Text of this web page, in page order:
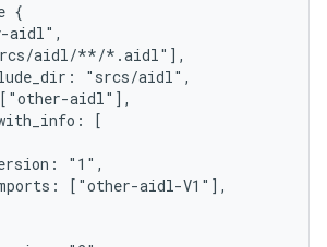
{
aidl",
aidl/**/*.aidl"],
"srcs/aidl",
aidl"],
[
"1",
["other-aidl-V1"],